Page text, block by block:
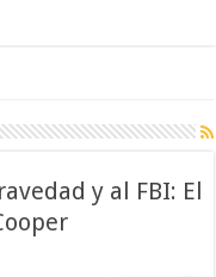
y al FBI: El